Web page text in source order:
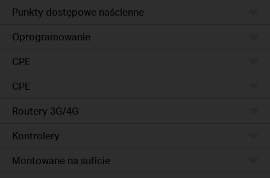
Punkty dostępowe naścienne
Oprogramowanie
CPE
CPE
Routery 3G/4G
Kontrolery
Montowane na suficie